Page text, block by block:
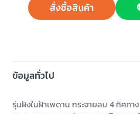
สั่งซื้อสินค้า
ข้อมูลทั่วไป
รุ่นฝังในฝ้าเพดาน กระจายลม 4 ทิศทา